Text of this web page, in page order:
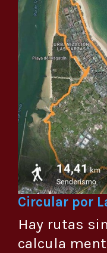
Circular por
Hay rutas
calcula